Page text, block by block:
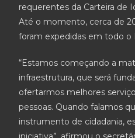
requerentes da Carteira de
Até o momento, cerca de
foram expedidas em todo o
“Estamos começando a
infraestrutura, que será
ofertarmos melhores
pessoas. Quando falamos
instrumento de cidadania,